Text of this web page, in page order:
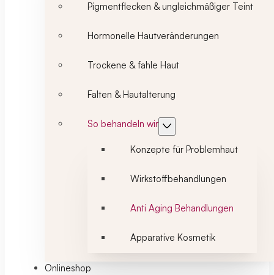
Pigmentflecken & ungleichmäßiger Teint
Hormonelle Hautveränderungen
Trockene & fahle Haut
Falten & Hautalterung
So behandeln wir
Konzepte für Problemhaut
Wirkstoffbehandlungen
Anti Aging Behandlungen
Apparative Kosmetik
Onlineshop